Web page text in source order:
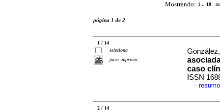
Mostrando: 1 .. 10
página 1 de 2
1 / 14
seleciona
para imprimir
caso
ISSN
·
2 / 14